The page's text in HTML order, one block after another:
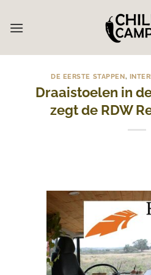
naar
DE EERSTE STAPPEN,
Draaistoelen in
zegt de RDW